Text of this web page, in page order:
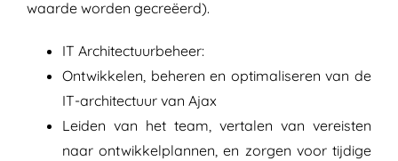
waarde worden gecreëerd).
IT Architectuurbeheer:
Ontwikkelen, beheren en optimaliseren van de
IT-architectuur van Ajax
Leiden van het team, vertalen van vereisten
naar ontwikkelplannen, en zorgen voor tijdige